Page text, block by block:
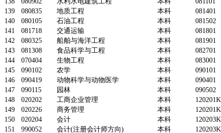
139
080835 地质工程 本科
081401
140
080105 石油工程 本科
081502
141
081718 交通运输 本科
081801
142
080325 船舶与海洋工程 本科
081901
143
081308 食品科学与工程 本科
082701
144
070404 生物工程 本科
083001
145
090102 农学 本科
090101
146
090419 动物科学与动物医学 本科
090401
147
090115 园林 本科
090502
148
020202 工商企业管理 本科
120201K
149
020226 商务管理 本科
120201K
150
020204 会计 本科
120203K
151
990052 会计(注册会计师方向) 本科
120203K